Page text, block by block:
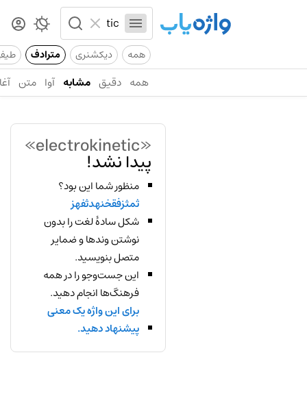
همه دیکشنری مترادف
همه دقیق مشابه آوا متن
«electrokinetic»
پیدا نشد!
منظور شما این بود؟
ثمثزفقخنهدثفهز
شکل سادهٔ لغت را بدون
نوشتن وندها و ضمایر
متصل بنویسید.
این جست‌وجو را در همه
فرهنگ‌ها انجام دهید.
برای این واژه یک معنی
پیشنهاد دهید.